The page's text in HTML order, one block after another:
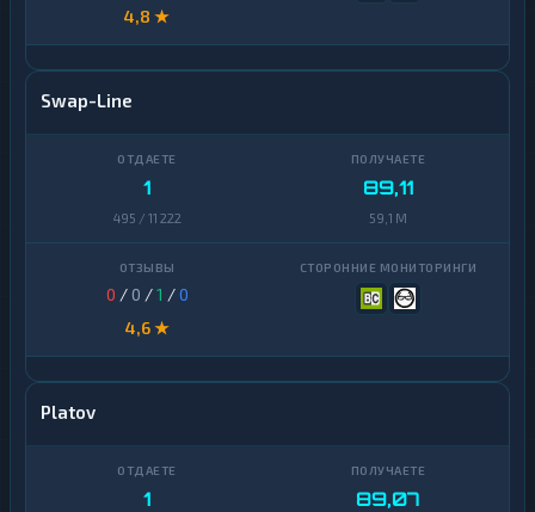
4,8 ★
Swap-Line
1
495 / 11 222
89,11
59,1 M
0 / 0 /1 /0
4,6 ★
Platov
1 89,07